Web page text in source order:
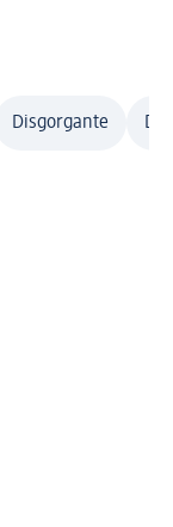
Disgorgante